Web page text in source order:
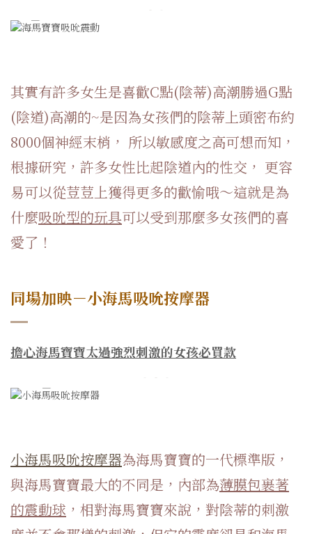
其實有許多女生是喜歡C點(陰蒂)高潮勝過G點
(陰道)高潮的~是因為女孩們的陰蒂上頭密布約
8000個神經末梢， 所以敏感度之高可想而知，
根據研究，許多女性比起陰道內的性交， 更容
易可以從荳荳上獲得更多的歡愉哦～這就是為
什麼吸吮型的玩具可以受到那麼多女孩們的喜
愛了！
同場加映－小海馬吸吮按摩器
擔心海馬寶寶太過強烈刺激的女孩必買款
小海馬吸吮按摩器為海馬寶寶的一代標準版，
與海馬寶寶最大的不同是，內部為薄膜包裹著
的震動球 ，相對海馬寶寶來說，對陰蒂的刺激